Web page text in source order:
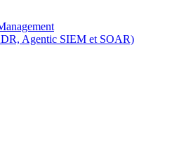
Agentic SIEM et SOAR)